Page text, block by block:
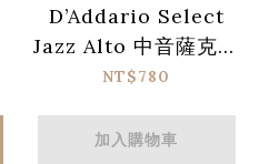
D’Addario Select
Jazz Alto 中音薩克斯
風 2H竹片 (10片裝)
NT$780
加入購物車